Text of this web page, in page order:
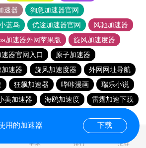
速器
狗急加速器官网
蓝鸟 优途加速器官网
风驰加速器
加速器外网苹果版
旋风加速度器
器官网入口
原子加速器
速器 旋风加速度器
外网网址导航
狂飙加速器 哔咔漫画
瑞乐小说
美加速器 海鸥加速度
雷霆加速下载
苹果 排行 推荐
用的加速器 下载
0.030450s